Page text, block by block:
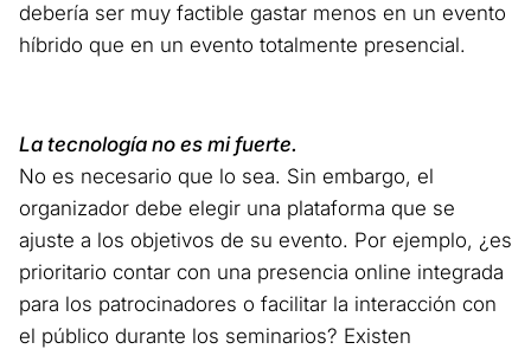
debería ser muy factible gastar menos en un evento
híbrido que en un evento totalmente presencial.
La tecnología no es mi fuerte.
No es necesario que lo sea. Sin embargo, el
organizador debe elegir una plataforma que se
ajuste a los objetivos de su evento. Por ejemplo, ¿es
prioritario contar con una presencia online integrada
para los patrocinadores o facilitar la interacción con
el público durante los seminarios? Existen